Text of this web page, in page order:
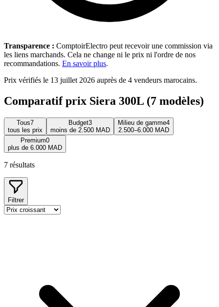
Transparence : ComptoirElectro peut recevoir une commission via
les liens marchands. Cela ne change ni le prix ni l'ordre de nos
recommandations. En savoir plus.
Prix vérifiés le 13 juillet 2026 auprès de 4 vendeurs marocains.
Comparatif prix Siera 300L (7 modèles)
Tous7
tous les prix
Budget3
moins de 2.500 MAD
Milieu de gamme4
2.500–6.000 MAD
Premium0
plus de 6.000 MAD
7 résultats
Filtrer